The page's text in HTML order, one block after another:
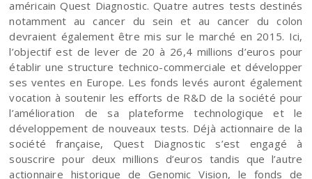
américain Quest Diagnostic. Quatre autres tests destinés
notamment au cancer du sein et au cancer du colon
devraient également être mis sur le marché en 2015. Ici,
l’objectif est de lever de 20 à 26,4 millions d’euros pour
établir une structure technico-commerciale et développer
ses ventes en Europe. Les fonds levés auront également
vocation à soutenir les efforts de R&D de la société pour
l’amélioration de sa plateforme technologique et le
développement de nouveaux tests. Déjà actionnaire de la
société française, Quest Diagnostic s’est engagé à
souscrire pour deux millions d’euros tandis que l’autre
actionnaire historique de Genomic Vision, le fonds de